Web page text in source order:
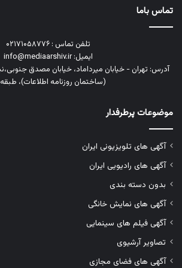
تماس باما
تلفن تماس : ۰۲۱۷۱۰۵۸۷۷۶
ایمیل: info@mediaarshiv.ir
(ساختمان روزنامه اطلاعات)، طبقه ۱۳
موضوعات پرطرفدار
آگهی های تلویزیونی ایران
آگهی های رادیویی ایران
بدون دسته بندی
آگهی های نمایش خانگی
آگهی فیلم های سینمایی
تصاویر آرشیوی
آگهی های فضای مجازی